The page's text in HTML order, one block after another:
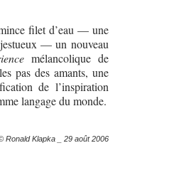
filet d’eau — une
— un nouveau
mélancolique de
pas des amants, une
de l’inspiration
langage du monde.
Ronald Klapka _ 29 août 2006